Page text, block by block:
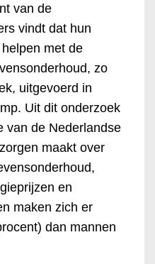
van de
vindt dat hun
met de
zo
uitgevoerd in
Uit dit onderzoek
van de Nederlandse
maakt over
en
maken zich er
dan mannen